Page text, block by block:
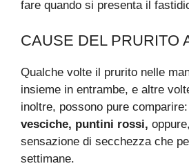
fare quando si presenta il
CAUSE DEL PRURITO
Qualche volte il prurito nelle
insieme in entrambe, e altre
inoltre, possono pure comparire:
vesciche, puntini rossi,
sensazione di secchezza che
settimane.